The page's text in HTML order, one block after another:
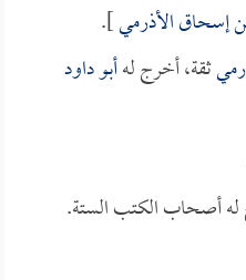
إسحاق الأذرمي].
ثقة، أخرج لهأبو داود
له أصحاب الكتب الستة.